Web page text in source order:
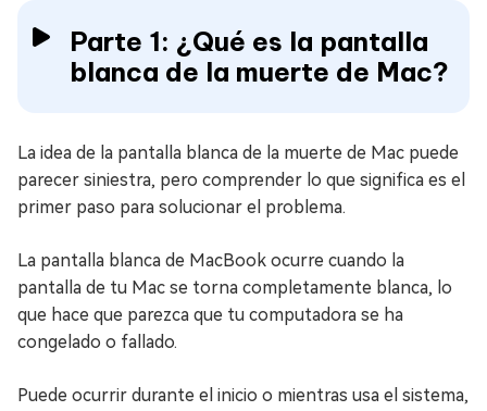
Parte 1: ¿Qué es la pantalla
blanca de la muerte de Mac?
La idea de la pantalla blanca de la muerte de Mac puede
parecer siniestra, pero comprender lo que significa es el
primer paso para solucionar el problema.
La pantalla blanca de MacBook ocurre cuando la
pantalla de tu Mac se torna completamente blanca, lo
que hace que parezca que tu computadora se ha
congelado o fallado.
Puede ocurrir durante el inicio o mientras usa el sistema,